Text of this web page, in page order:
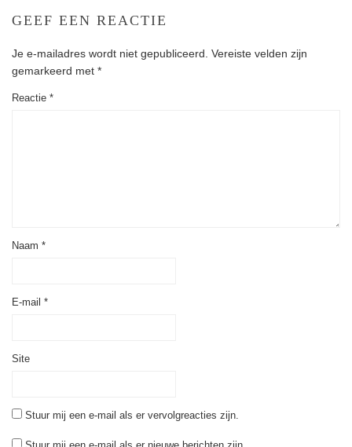
GEEF EEN REACTIE
Je e-mailadres wordt niet gepubliceerd. Vereiste velden zijn
gemarkeerd met *
Reactie *
Naam *
E-mail *
Site
Stuur mij een e-mail als er vervolgreacties zijn.